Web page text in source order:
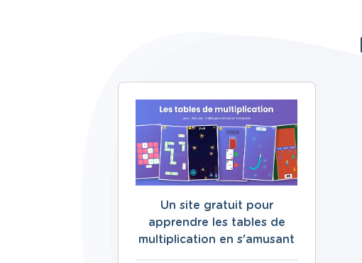
Un site gratuit pour
apprendre les tables de
multiplication en s'amusant